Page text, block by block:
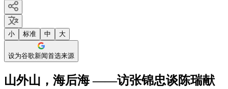
小 标准 中 大
设为谷歌新闻首选来源
山外山，海后海 ——访张锦忠谈陈瑞献